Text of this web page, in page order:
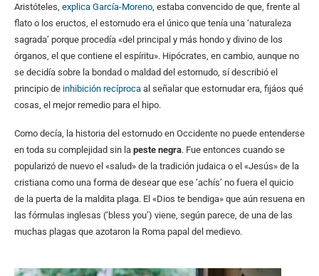
Aristóteles, explica García-Moreno , estaba convencido de que, frente al
flato o los eructos, el estornudo era el único que tenía una ‘naturaleza
sagrada’ porque procedía «del principal y más hondo y divino de los
órganos, el que contiene el espíritu». Hipócrates, en cambio, aunque no
se decidía sobre la bondad o maldad del estornudo, sí describió el
principio de inhibición recíproca al señalar que estornudar era, fijáos qué
cosas, el mejor remedio para el hipo.
Como decía, la historia del estornudo en Occidente no puede entenderse
en toda su complejidad sin la peste negra. Fue entonces cuando se
popularizó de nuevo el «salud» de la tradición judaica o el «Jesús» de la
cristiana como una forma de desear que ese ‘achís’ no fuera el quicio
de la puerta de la maldita plaga. El «Dios te bendiga» que aún resuena en
las fórmulas inglesas (‘bless you’) viene, según parece, de una de las
muchas plagas que azotaron la Roma papal del medievo.